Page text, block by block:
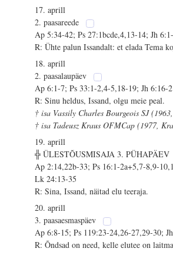
17. aprill
2. paasareede
Ap 5:34-42; Ps 27:1bcde,4,13-14; Jh
R: Ühte palun Issandalt: et elada Tema
18. aprill
2. paasalaupäev
Ap 6:1-7; Ps 33:1-2,4-5,18-19; Jh 6:16-
R: Sinu heldus, Issand, olgu meie peal.
† isa Vassily Charles Bourgeois SJ
† isa Tadeusz Kraus OFMCap (1977,
19. aprill
╬ ÜLESTÕUSMISAJA 3. PÜHAPÄEV
Ap 2:14,22b-33; Ps 16:1-2a+5,7-8,9-
Lk 24:13-35
R: Sina, Issand, näitad elu teeraja.
20. aprill
3. paasaesmaspäev
Ap 6:8-15; Ps 119:23-24,26-27,29-30;
R: Õndsad on need, kelle elutee on